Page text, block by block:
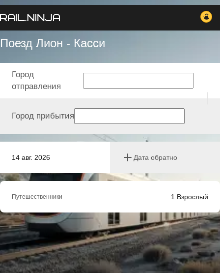
Поезд Лион - Касси
14 авг. 2026 Дата обратно
Город
отправления
Город прибытия
Путешественники 1 Взрослый